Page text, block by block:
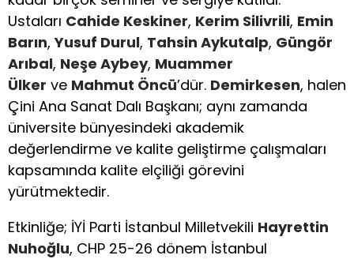
Ustaları Cahide Keskiner, Kerim Silivrili, Emin
Barın,Yusuf Durul, Tahsin Aykutalp, Güngör
Arıbal, Neşe Aybey, Muammer
Ülker ve Mahmut Öncü’dür. Demirkesen, halen
Çini Ana Sanat Dalı Başkanı; aynı zamanda
üniversite bünyesindeki akademik
değerlendirme ve kalite geliştirme çalışmaları
kapsamında kalite elçiliği görevini
yürütmektedir.
Etkinliğe; İYİ Parti İstanbul Milletvekili Hayrettin
Nuhoğlu, CHP 25-26 dönem İstanbul